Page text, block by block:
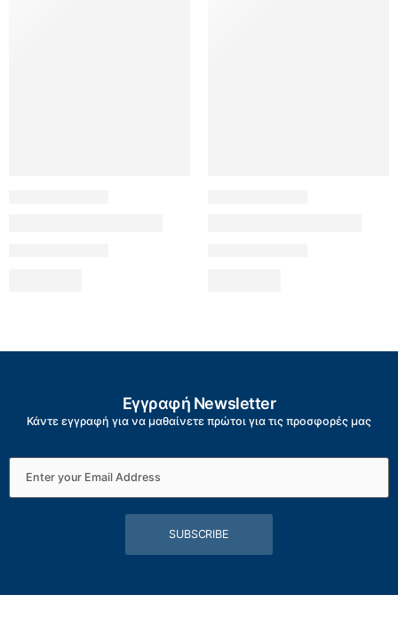
Εγγραφή Newsletter
Κάντε εγγραφή για να μαθαίνετε πρώτοι για τις προσφορές μας
SUBSCRIBE